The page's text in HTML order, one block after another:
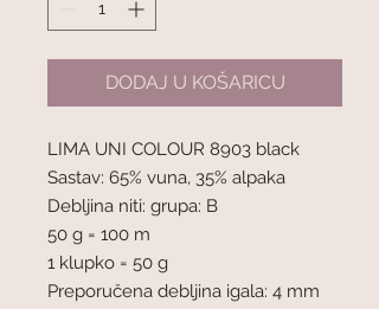
DODAJ U KOŠARICU
LIMA UNI COLOUR 8903 black
Sastav: 65% vuna, 35% alpaka
Debljina niti: grupa: B
50 g = 100 m
1 klupko = 50 g
Preporučena debljina igala: 4 mm